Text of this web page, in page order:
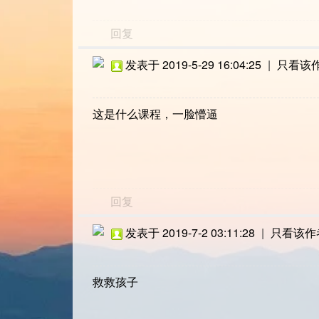
回复
发表于 2019-5-29 16:04:25 | 只看该
这是什么课程，一脸懵逼
回复
发表于 2019-7-2 03:11:28 | 只看该
救救孩子